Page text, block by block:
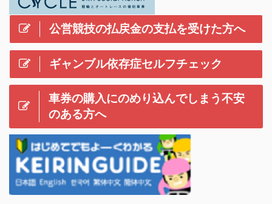
公営競技の払戻金の支払を受けた方へ
ギャンブル依存症セルフチェック
車券の購入にのめり込んでしまう不安
のある方へ